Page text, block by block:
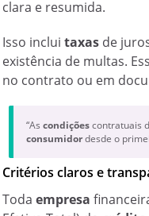
clara e resumida.
Isso incluitaxas de
existência de multas.
no contrato ou em
“Ascondiçõescontratuais
consumidordesde o
Critérios claros e
Todaempresa